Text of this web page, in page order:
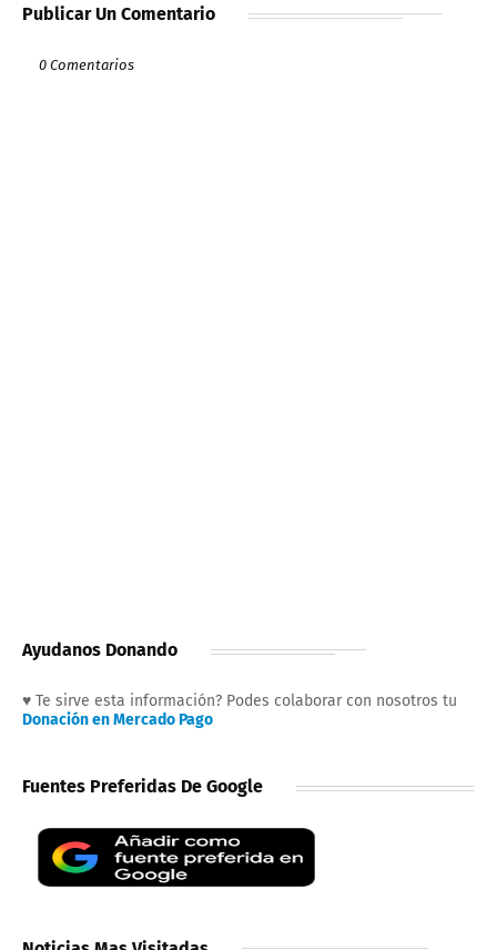
Publicar Un Comentario
0 Comentarios
Ayudanos Donando
♥ Te sirve esta información? Podes colaborar con nosotros tu
Donación en Mercado Pago
Fuentes Preferidas De Google